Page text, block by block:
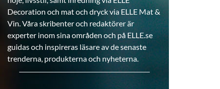
Decoration och mat och dryck via ELLE Mat &
Vin. Våra skribenter och redaktörer är
experter inom sina områden och på ELLE.se
guidas och inspireras läsare av de senaste
trenderna, produkterna och nyheterna.